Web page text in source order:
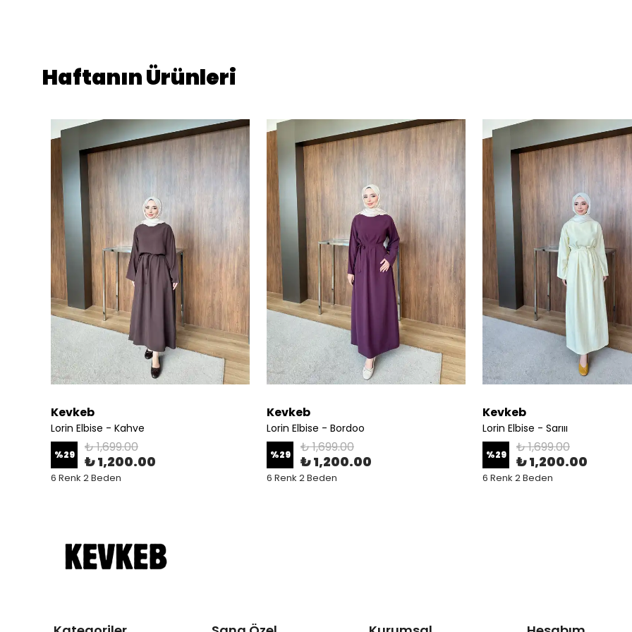
Haftanın Ürünleri
Kevkeb
Lorin Elbise - Kahve
%29 ₺ 1,699.00
₺ 1,200.00
6 Renk 2 Beden
Kevkeb
Lorin Elbise - Bordoo
%29 ₺ 1,699.00
₺ 1,200.00
6 Renk 2 Beden
Kevkeb
Lorin Elbise - Sarııı
%29 ₺ 1,699.00
₺ 1,200.00
6 Renk 2 Beden